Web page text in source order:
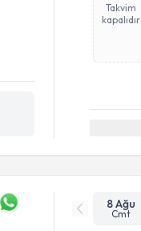
Takvim
kapalıdır
8 Ağu
Cmt